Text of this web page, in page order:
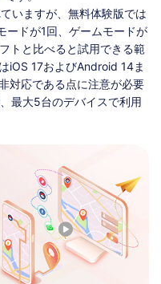
いますが、無料体験版では
ードが1回、ゲームモードが
トと比べると試用できる範
iOS 17およびAndroid 14ま
対応である点に注意が必要
最大5台のデバイスで利用